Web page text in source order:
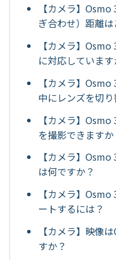
【カメラ】
ぎ合わせ）距離
【カメラ】
に対応しています
【カメラ】
中にレンズを切
【カメラ】
を撮影できますか
【カメラ】
は何ですか？
【カメラ】
ートするには？
【カメラ】映像
すか？